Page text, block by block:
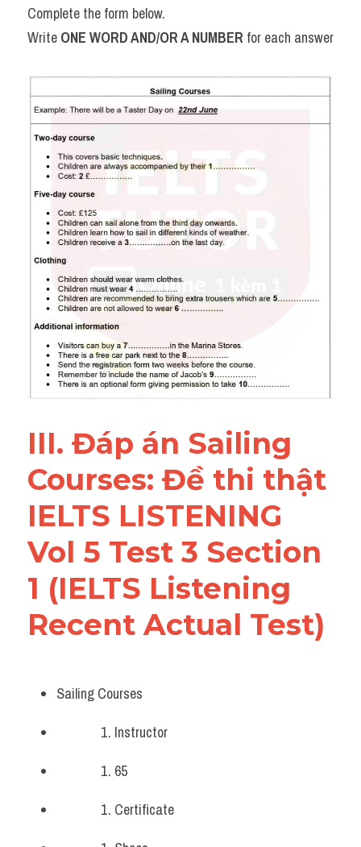
Complete the form below.
Write ONE WORD AND/OR A NUMBER for each answer
III. Đáp án Sailing
Courses: Đề thi thật
IELTS LISTENING
Vol 5 Test 3 Section
1 (IELTS Listening
Recent Actual Test)
Sailing Courses
Instructor
65
Certificate